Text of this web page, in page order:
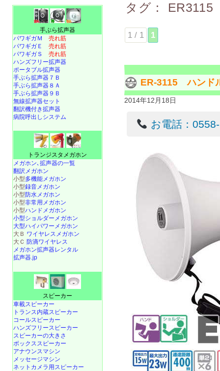
タグ： ER3115
1 / 1 1
ER-3115 ハンド
2014年12月18日
お電話：
手ぶら拡声器
パワギガＭ 売れ筋
パワギガＥ 売れ筋
パワギガＳ 売れ筋
ハンズフリー拡声器
ポータブル拡声器
手ぶら拡声器７Ｂ
手ぶら拡声器８Ａ
手ぶら拡声器９Ｂ
無線拡声器セット
翻訳機付き拡声器
病院呼出しシステム
トランジスタメガホン
メガホン､拡声器の一覧
翻訳メガホン
小型多機能メガホン
小型録音メガホン
小型防水メガホン
小型非常用メガホン
小型ハンドメガホン
小型ショルダーメガホン
大型ハイパワーメガホン
大Ｂ ワイヤレスメガホン
大Ｃ 防滴ワイヤレス
メガホン拡声器レンタル
拡声器.jp
スピーカー
車載スピーカー
トランス内蔵スピーカー
コールスピーカー
ハンズフリースピーカー
スピーカーの大きさ
ボックススピーカー
アナウンスマシン
メッセージマシン
ネットカメラ用スピーカー